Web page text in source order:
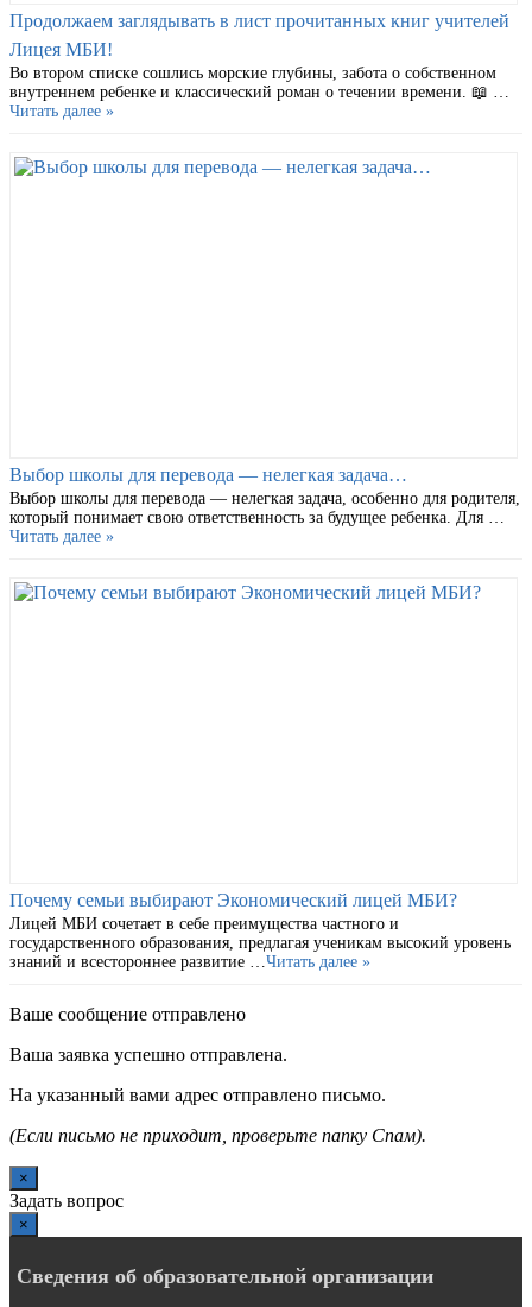
Продолжаем заглядывать в лист прочитанных книг учителей
Лицея МБИ!
Во втором списке сошлись морские глубины, забота о собственном
внутреннем ребенке и классический роман о течении времени. 📖 …
Читать далее »
Выбор школы для перевода — нелегкая задача…
Выбор школы для перевода — нелегкая задача, особенно для родителя,
который понимает свою ответственность за будущее ребенка. Для …
Читать далее »
Почему семьи выбирают Экономический лицей МБИ?
Лицей МБИ сочетает в себе преимущества частного и
государственного образования, предлагая ученикам высокий уровень
знаний и всестороннее развитие … Читать далее »
Ваше сообщение отправлено
Ваша заявка успешно отправлена.
На указанный вами адрес отправлено письмо.
(Если письмо не приходит, проверьте папку Спам).
×
Задать вопрос
×
Сведения об образовательной организации